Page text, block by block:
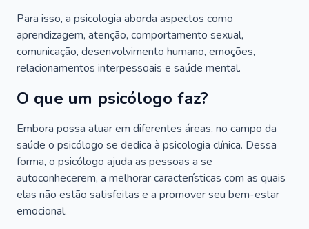
Para isso, a psicologia aborda aspectos como
aprendizagem, atenção, comportamento sexual,
comunicação, desenvolvimento humano, emoções,
relacionamentos interpessoais e saúde mental.
O que um psicólogo faz?
Embora possa atuar em diferentes áreas, no campo da
saúde o psicólogo se dedica à psicologia clínica. Dessa
forma, o psicólogo ajuda as pessoas a se
autoconhecerem, a melhorar características com as quais
elas não estão satisfeitas e a promover seu bem-estar
emocional.